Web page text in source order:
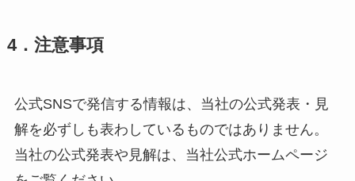
4．注意事項
公式SNSで発信する情報は、当社の公式発表・見
解を必ずしも表わしているものではありません。
当社の公式発表や見解は、当社公式ホームページ